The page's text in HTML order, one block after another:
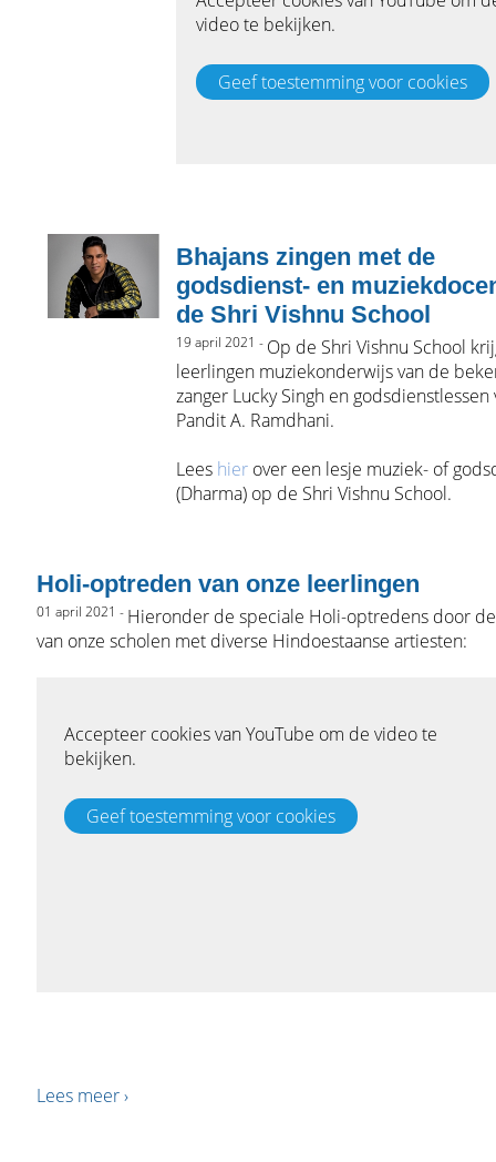
Bhajans zingen met de
godsdienst- en
de Shri Vishnu School
19 april 2021 - Op de Shri Vishnu School
leerlingen muziekonderwijs van de
zanger Lucky Singh en godsdienstlessen
Pandit A. Ramdhani.
Lees hier over een lesje muziek- of
(Dharma) op de Shri Vishnu School.
Holi-optreden van onze leerlingen
01 april 2021 - Hieronder de speciale Holi-optredens door
van onze scholen met diverse Hindoestaanse artiesten:
Lees meer ›